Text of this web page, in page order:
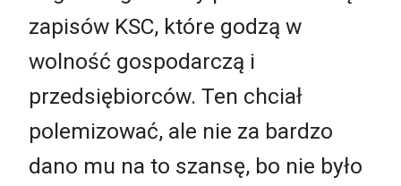
zapisów KSC, które godzą w
wolność gospodarczą i
przedsiębiorców. Ten chciał
polemizować, ale nie za bardzo
dano mu na to szansę, bo nie było